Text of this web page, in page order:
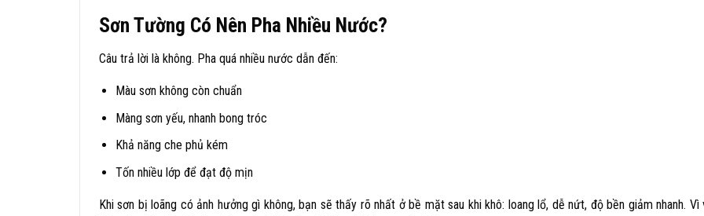
Sơn Tường Có Nên Pha Nhiều Nước?
Câu trả lời là không. Pha quá nhiều nước dẫn đến:
Màu sơn không còn chuẩn
Màng sơn yếu, nhanh bong tróc
Khả năng che phủ kém
Tốn nhiều lớp để đạt độ mịn
Khi sơn bị loãng có ảnh hưởng gì không, bạn sẽ thấy rõ nhất ở bề mặt sau khi khô: loang lổ, dễ nứt, độ bền giảm nhanh. Vì